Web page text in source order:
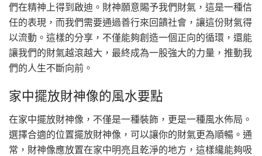
們在精神上得到啟迪。財神願意賜予我們財氣，這是一種信
任的表現，而我們需要通過善行來回饋社會，讓這份財氣得
以流動。這樣的分享，不僅能夠創造一個正向的循環，還能
讓我們的財氣越滾越大，最終成為一股強大的力量，推動我
們的人生不斷向前。
家中擺放財神像的風水要點
在家中擺放財神像，不僅是一種裝飾，更是一種風水佈局。
選擇合適的位置擺放財神像，可以讓你的財氣更為順暢。通
常，財神像應放置在家中明亮且乾淨的地方，這樣纔能夠吸